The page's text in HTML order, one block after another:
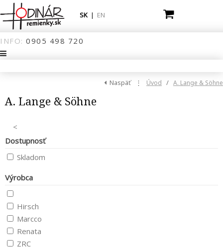
INFO: 0905 498 720
SK | EN
Naspäť ⋮ Úvod / A. Lange & Söhne
A. Lange & Söhne
<
Dostupnosť
Skladom
Výrobca
Hirsch
Marcco
Renata
ZRC